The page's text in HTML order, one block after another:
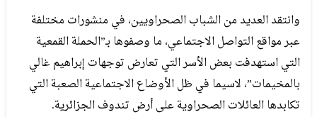
وانتقد العديد من الشباب الصحراويين، في منشورات مختلفة
عبر مواقع التواصل الاجتماعي، ما وصفوها بـ”الحملة القمعية
التي استهدفت بعض الأسر التي تعارض توجهات إبراهيم غالي
بالمخيمات”، لاسيما في ظل الأوضاع الاجتماعية الصعبة التي
تكابدها العائلات الصحراوية على أرض تندوف الجزائرية.